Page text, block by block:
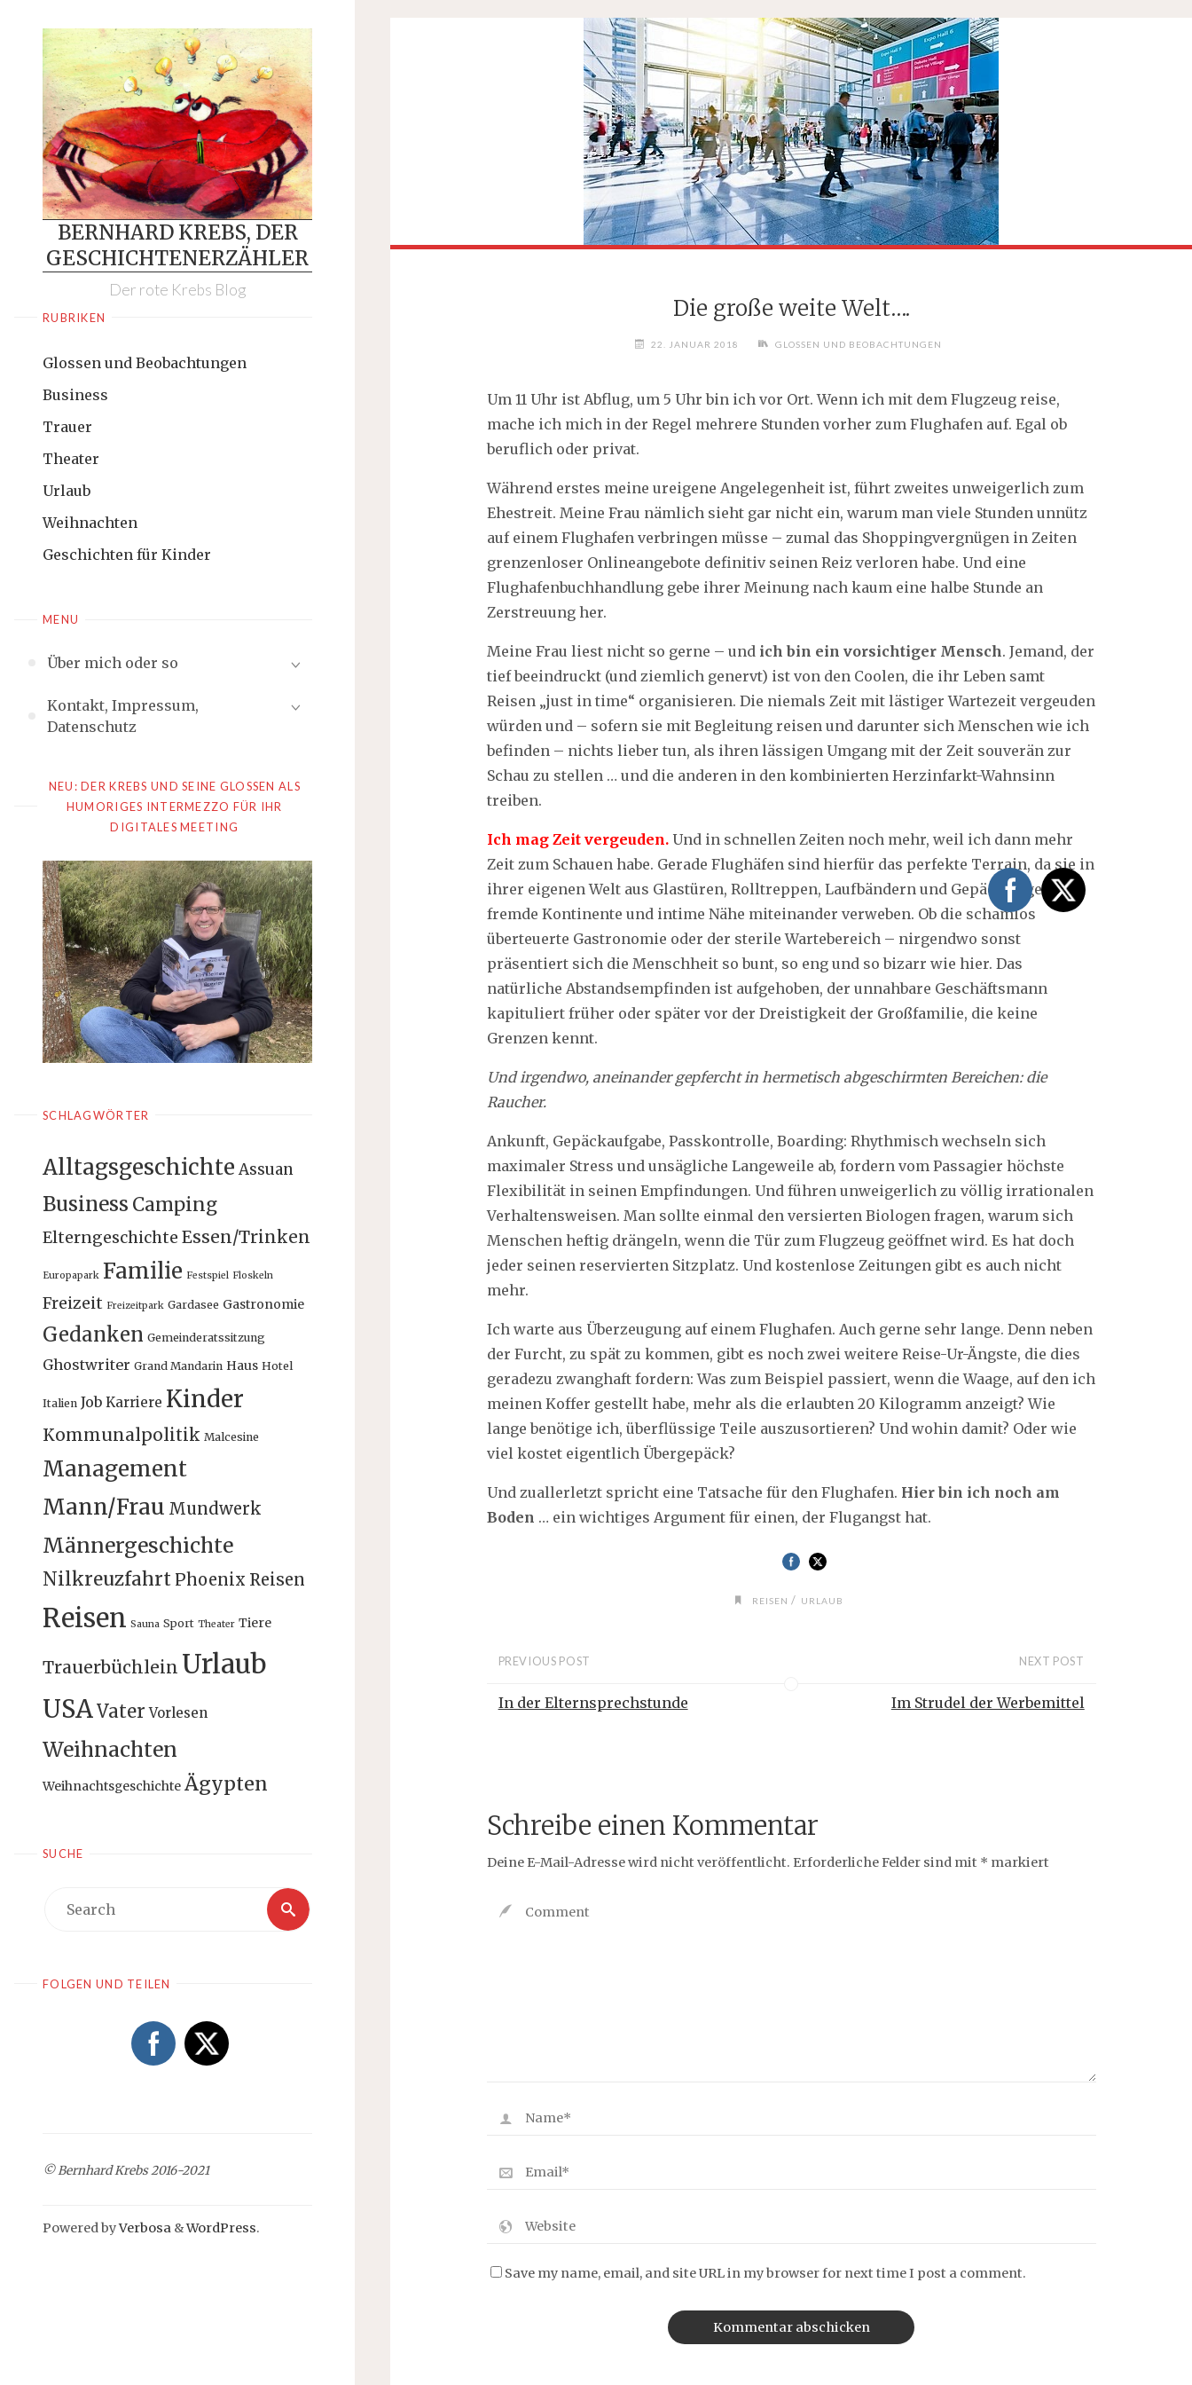
content
BERNHARD KREBS, DER
GESCHICHTENERZÄHLER
Der rote Krebs Blog
RUBRIKEN
Glossen und Beobachtungen
Business
Trauer
Theater
Urlaub
Weihnachten
Geschichten für Kinder
MENU
Über mich oder so
Kontakt, Impressum,
Datenschutz
NEU: DER KREBS UND SEINE GLOSSEN ALS
HUMORIGES INTERMEZZO FÜR IHR
DIGITALES MEETING
SCHLAGWÖRTER
Alltagsgeschichte Assuan
Business Camping
Elterngeschichte Essen/Trinken
Europapark Familie Festspiel Floskeln
Freizeit Freizeitpark Gardasee Gastronomie
Gedanken Gemeinderatssitzung
Ghostwriter Grand Mandarin Haus Hotel
Italien Job Karriere Kinder
Kommunalpolitik Malcesine
Management
Mann/Frau Mundwerk
Männergeschichte
Nilkreuzfahrt Phoenix Reisen
Reisen Sauna Sport Theater Tiere
Trauerbüchlein Urlaub
USAVater Vorlesen
Weihnachten
Weihnachtsgeschichte Ägypten
SUCHE
Search
FOLGEN UND TEILEN
© Bernhard Krebs 2016-2021
Powered byVerbosa &WordPress.
Die große weite Welt….
22. JANUAR 2018 GLOSSEN UND BEOBACHTUNGEN
Um 11 Uhr ist Abflug, um 5 Uhr bin ich vor Ort. Wenn ich mit dem Flugzeug reise,
mache ich mich in der Regel mehrere Stunden vorher zum Flughafen auf. Egal ob
beruflich oder privat.
Während erstes meine ureigene Angelegenheit ist, führt zweites unweigerlich zum
Ehestreit. Meine Frau nämlich sieht gar nicht ein, warum man viele Stunden unnütz
auf einem Flughafen verbringen müsse – zumal das Shoppingvergnügen in Zeiten
grenzenloser Onlineangebote definitiv seinen Reiz verloren habe. Und eine
Flughafenbuchhandlung gebe ihrer Meinung nach kaum eine halbe Stunde an
Zerstreuung her.
Meine Frau liest nicht so gerne – und ich bin ein vorsichtiger Mensch. Jemand, der
tief beeindruckt (und ziemlich genervt) ist von den Coolen, die ihr Leben samt
Reisen „just in time“ organisieren. Die niemals Zeit mit lästiger Wartezeit vergeuden
würden und – sofern sie mit Begleitung reisen und darunter sich Menschen wie ich
befinden – nichts lieber tun, als ihren lässigen Umgang mit der Zeit souverän zur
Schau zu stellen … und die anderen in den kombinierten Herzinfarkt-Wahnsinn
treiben.
Ich mag Zeit vergeuden.Und in schnellen Zeiten noch mehr, weil ich dann mehr
Zeit zum Schauen habe. Gerade Flughäfen sind hierfür das perfekte Terrain, da sie in
ihrer eigenen Welt aus Glastüren, Rolltreppen, Laufbändern und Gepäckwagen
fremde Kontinente und intime Nähe miteinander verweben. Ob die schamlos
überteuerte Gastronomie oder der sterile Wartebereich – nirgendwo sonst
präsentiert sich die Menschheit so bunt, so eng und so bizarr wie hier. Das
natürliche Abstandsempfinden ist aufgehoben, der unnahbare Geschäftsmann
kapituliert früher oder später vor der Dreistigkeit der Großfamilie, die keine
Grenzen kennt.
Und irgendwo, aneinander gepfercht in hermetisch abgeschirmten Bereichen: die
Raucher.
Ankunft, Gepäckaufgabe, Passkontrolle, Boarding: Rhythmisch wechseln sich
maximaler Stress und unsägliche Langeweile ab, fordern vom Passagier höchste
Flexibilität in seinen Empfindungen. Und führen unweigerlich zu völlig irrationalen
Verhaltensweisen. Man sollte einmal den versierten Biologen fragen, warum sich
Menschen heftig drängeln, wenn die Tür zum Flugzeug geöffnet wird. Es hat doch
jeder seinen reservierten Sitzplatz. Und kostenlose Zeitungen gibt es auch nicht
mehr.
Ich warte aus Überzeugung auf einem Flughafen. Auch gerne sehr lange. Denn neben
der Furcht, zu spät zu kommen, gibt es noch zwei weitere Reise-Ur-Ängste, die dies
geradezu zwanghaft fordern: Was zum Beispiel passiert, wenn die Waage, auf den ich
meinen Koffer gestellt habe, mehr als die erlaubten 20 Kilogramm anzeigt? Wie
lange benötige ich, überflüssige Teile auszusortieren? Und wohin damit? Oder wie
viel kostet eigentlich Übergepäck?
Und zuallerletzt spricht eine Tatsache für den Flughafen. Hier bin ich noch am
Boden … ein wichtiges Argument für einen, der Flugangst hat.
REISEN / URLAUB
PREVIOUS POST
In der Elternsprechstunde
NEXT POST
Im Strudel der Werbemittel
Schreibe einen Kommentar
Deine E-Mail-Adresse wird nicht veröffentlicht. Erforderliche Felder sind mit * markiert
Save my name, email, and site URL in my browser for next time I post a comment.